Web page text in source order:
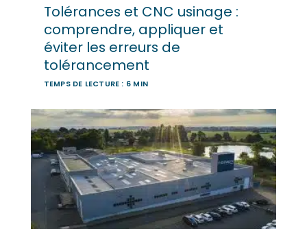
Tolérances et CNC usinage :
comprendre, appliquer et
éviter les erreurs de
tolérancement
TEMPS DE LECTURE : 6 MIN